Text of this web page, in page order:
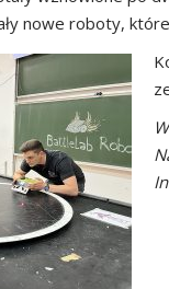
nowe roboty,